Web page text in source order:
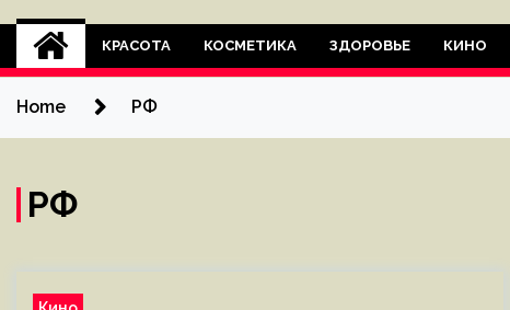
КРАСОТА КОСМЕТИКА ЗДОРОВЬЕ КИНО
Home РФ
РФ